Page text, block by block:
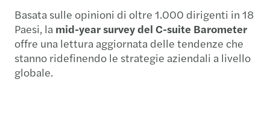
Basata sulle opinioni di oltre 1.000 dirigenti in 18
Paesi, la mid-year survey del C-suite Barometer
offre una lettura aggiornata delle tendenze che
stanno ridefinendo le strategie aziendali a livello
globale.